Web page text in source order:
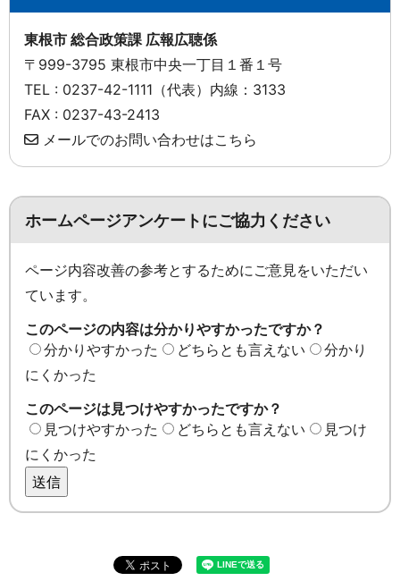
東根市 総合政策課 広報広聴係
〒999-3795 東根市中央一丁目１番１号
TEL : 0237-42-1111（代表）内線：3133
FAX : 0237-43-2413
メールでのお問い合わせはこちら
ホームページアンケートにご協力ください
ページ内容改善の参考とするためにご意見をいただい
ています。
このページの内容は分かりやすかったですか？
分かりやすかった
どちらとも言えない
分かり
にくかった
このページは見つけやすかったですか？
見つけやすかった
どちらとも言えない
見つけ
にくかった
送信